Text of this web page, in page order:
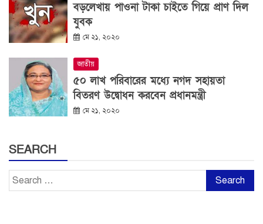
বড়লেখায় পাওনা টাকা চাইতে গিয়ে প্রাণ দিল
যুবক
মে ২১, ২০২০
জাতীয়
৫০ লাখ পরিবারের মধ্যে নগদ সহায়তা
বিতরণ উদ্বোধন করবেন প্রধানমন্ত্রী
মে ২১, ২০২০
SEARCH
Search
for: